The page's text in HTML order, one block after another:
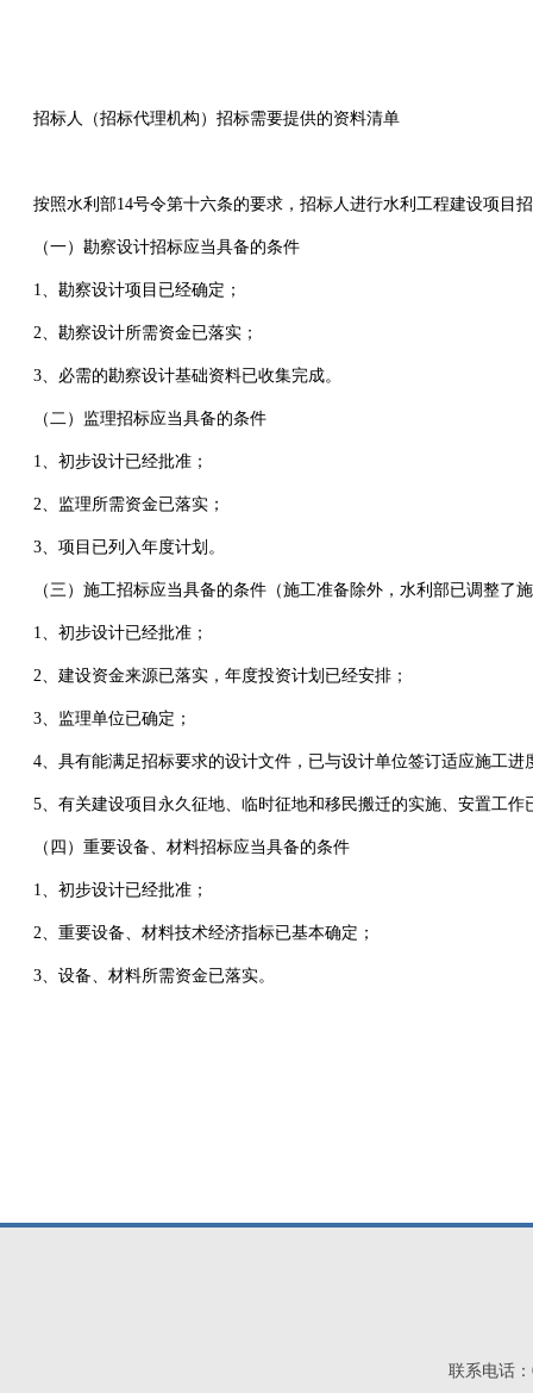
招标人（招标代理机构）招标需要提供的资料清单
按照水利部14号令第十六条的要求，招标人进行水利工程建设项目
（一）勘察设计招标应当具备的条件
1、勘察设计项目已经确定；
2、勘察设计所需资金已落实；
3、必需的勘察设计基础资料已收集完成。
（二）监理招标应当具备的条件
1、初步设计已经批准；
2、监理所需资金已落实；
3、项目已列入年度计划。
（三）施工招标应当具备的条件（施工准备除外，水利部已调整了
1、初步设计已经批准；
2、建设资金来源已落实，年度投资计划已经安排；
3、监理单位已确定；
4、具有能满足招标要求的设计文件，已与设计单位签订适应施工
5、有关建设项目永久征地、临时征地和移民搬迁的实施、安置工作
（四）重要设备、材料招标应当具备的条件
1、初步设计已经批准；
2、重要设备、材料技术经济指标已基本确定；
3、设备、材料所需资金已落实。
联系电话：